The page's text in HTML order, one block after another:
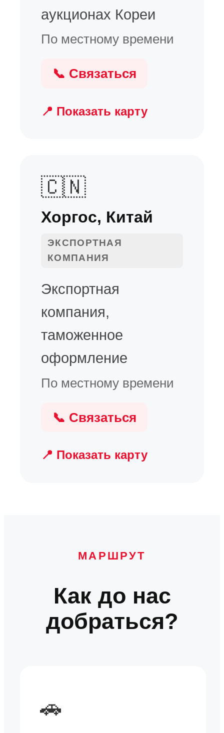
аукционах Кореи
По местному времени
📞 Связаться
📍 Показать карту
🇨🇳
Хоргос, Китай
ЭКСПОРТНАЯ
КОМПАНИЯ
Экспортная
компания,
таможенное
оформление
По местному времени
📞 Связаться
📍 Показать карту
МАРШРУТ
Как до нас
добраться?
🚗